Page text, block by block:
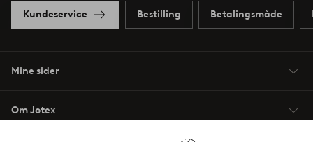
Kundeservice Bestilling Betalingsmåde
Mine sider
Om Jotex